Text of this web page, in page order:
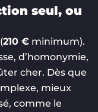
seul, ou
210 € minimum).
d’homonymie,
cher. Dès que
mieux
comme le